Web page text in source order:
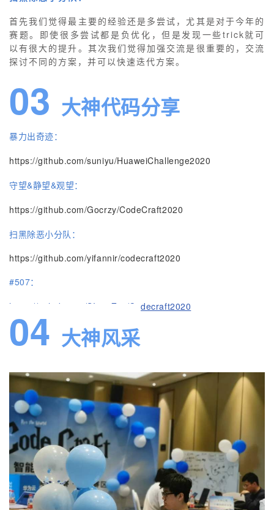
首先我们觉得最主要的经验还是多尝试，尤其是对于今年的
赛题。即使很多尝试都是负优化，但是发现一些trick就可
以有很大的提升。其次我们觉得加强交流是很重要的，交流
探讨不同的方案，并可以快速迭代方案。
03 大神代码分享
暴力出奇迹：
https://github.com/suniyu/HuaweiChallenge2020
守望&静望&观望：
https://github.com/Gocrzy/CodeCraft2020
扫黑除恶小分队：
https://github.com/yifannir/codecraft2020
#507：
https://github.com/SIeepZzz/Codecraft2020
04 大神风采